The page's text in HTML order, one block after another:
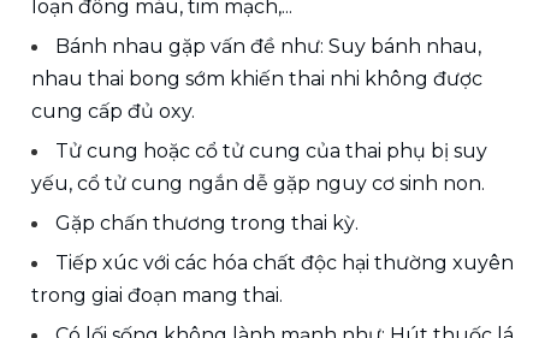
loạn đông máu, tim mạch,...
Bánh nhau gặp vấn đề như: Suy bánh nhau,
nhau thai bong sớm khiến thai nhi không được
cung cấp đủ oxy.
Tử cung hoặc cổ tử cung của thai phụ bị suy
yếu, cổ tử cung ngắn dễ gặp nguy cơ sinh non.
Gặp chấn thương trong thai kỳ.
Tiếp xúc với các hóa chất độc hại thường xuyên
trong giai đoạn mang thai.